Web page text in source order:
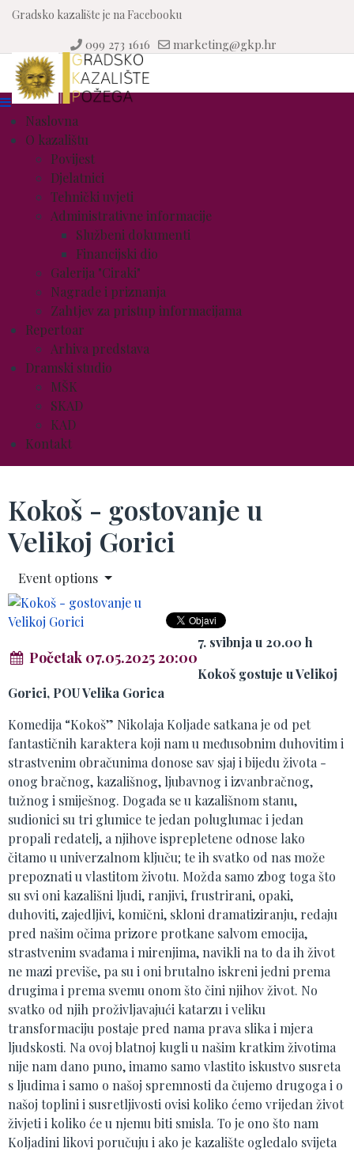
Gradsko kazalište je na Facebooku
099 273 1616 marketing@gkp.hr
Naslovna
O kazalištu
Povijest
Djelatnici
Tehnički uvjeti
Administrativne informacije
Službeni dokumenti
Financijski dio
Galerija "Ciraki"
Nagrade i priznanja
Zahtjev za pristup informacijama
Repertoar
Arhiva predstava
Dramski studio
MŠK
SKAD
KAD
Kontakt
Kokoš - gostovanje u
Velikoj Gorici
Event options
Početak 07.05.2025 20:00
7. svibnja u 20.00 h
Kokoš gostuje u Velikoj
Gorici, POU Velika Gorica
Komedija “Kokoš” Nikolaja Koljade satkana je od pet
fantastičnih karaktera koji nam u međusobnim duhovitim i
strastvenim obračunima donose sav sjaj i bijedu života -
onog bračnog, kazališnog, ljubavnog i izvanbračnog,
tužnog i smiješnog. Događa se u kazališnom stanu,
sudionici su tri glumice te jedan poluglumac i jedan
propali redatelj, a njihove isprepletene odnose lako
čitamo u univerzalnom ključu; te ih svatko od nas može
prepoznati u vlastitom životu. Možda samo zbog toga što
su svi oni kazališni ljudi, ranjivi, frustrirani, opaki,
duhoviti, zajedljivi, komični, skloni dramatiziranju, redaju
pred našim očima prizore protkane salvom emocija,
strastvenim svađama i mirenjima, navikli na to da ih život
ne mazi previše, pa su i oni brutalno iskreni jedni prema
drugima i prema svemu onom što čini njihov život. No
svatko od njih proživljavajući katarzu i veliku
transformaciju postaje pred nama prava slika i mjera
ljudskosti. Na ovoj blatnoj kugli u našim kratkim životima
nije nam dano puno, imamo samo vlastito iskustvo susreta
s ljudima i samo o našoj spremnosti da čujemo drugoga i o
našoj toplini i susretljivosti ovisi koliko ćemo vrijedan život
živjeti i koliko će u njemu biti smisla. To je ono što nam
Koljadini likovi poručuju i ako je kazalište ogledalo svijeta